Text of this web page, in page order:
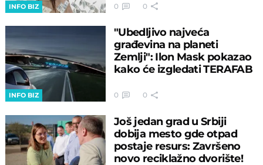
INFO BIZ 0 0
INFO BIZ
"Ubedljivo najveća
građevina na planeti
Zemlji": Ilon Mask pokazao
kako će izgledati TERAFAB
0 0
Još jedan grad u Srbiji
dobija mesto gde otpad
postaje resurs: Završeno
novo reciklažno dvorište!